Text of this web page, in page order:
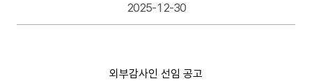
2025-12-30
외부감사인 선임 공고